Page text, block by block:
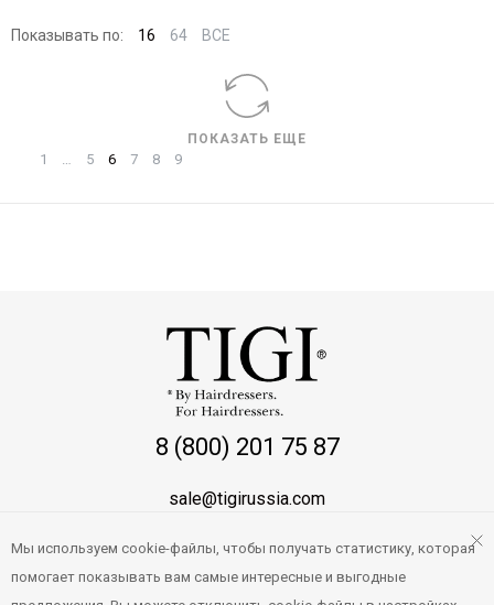
Показывать по: 16 64 ВСЕ
ПОКАЗАТЬ ЕЩЕ
1 5 6 7 8 9
8 (800) 201 75 87
sale@tigirussia.com
Мы используем cookie-файлы, чтобы получать статистику, которая
помогает показывать вам самые интересные и выгодные